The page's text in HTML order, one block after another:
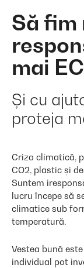
Să fim
mai
Și cu
proteja
Criza climatică,
CO2, plastic și
Suntem
lucru începe să
climatice sub
temperatură.
Vestea bună
individual pot